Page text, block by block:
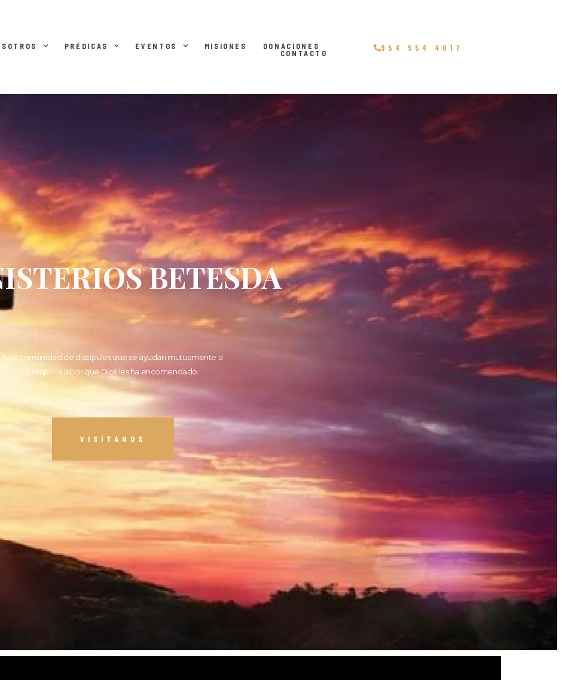
PRÉDICAS EVENTOS MISIONES
DONACIONES
CONTACTO
954 554 4017
BETESDA
Una comunidad de discípulos que se ayudan mutuamente a
cumplir la labor que Dios les ha encomendado.
VISÍTANOS